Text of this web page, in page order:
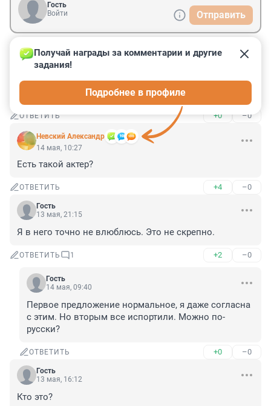
Гость
Войти
Отправить
Гость
15 мая, 23:10
Малосимпатичная внешность. Какие-то странные
секс-символы нынче в Голливуде.
ОТВЕТИТЬ +0 –0
Невский Александр
Получай награды за комментарии и другие
задания!
Подробнее в профиле
14 мая, 10:27
Есть такой актер?
ОТВЕТИТЬ +4 –0
Гость
13 мая, 21:15
Я в него точно не влюблюсь. Это не скрепно.
ОТВЕТИТЬ 1 +2 –0
Гость
14 мая, 09:40
Первое предложение нормальное, я даже согласна
с этим. Но вторым все испортили. Можно по-
русски?
ОТВЕТИТЬ +0 –0
Гость
13 мая, 16:12
Кто это?